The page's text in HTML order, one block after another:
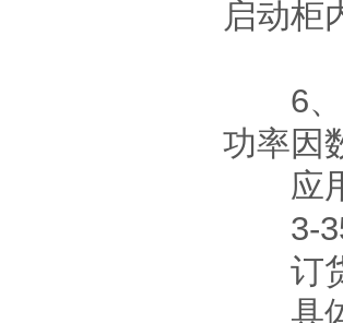
启动柜
6、电
功率因
应
3-
订
具体